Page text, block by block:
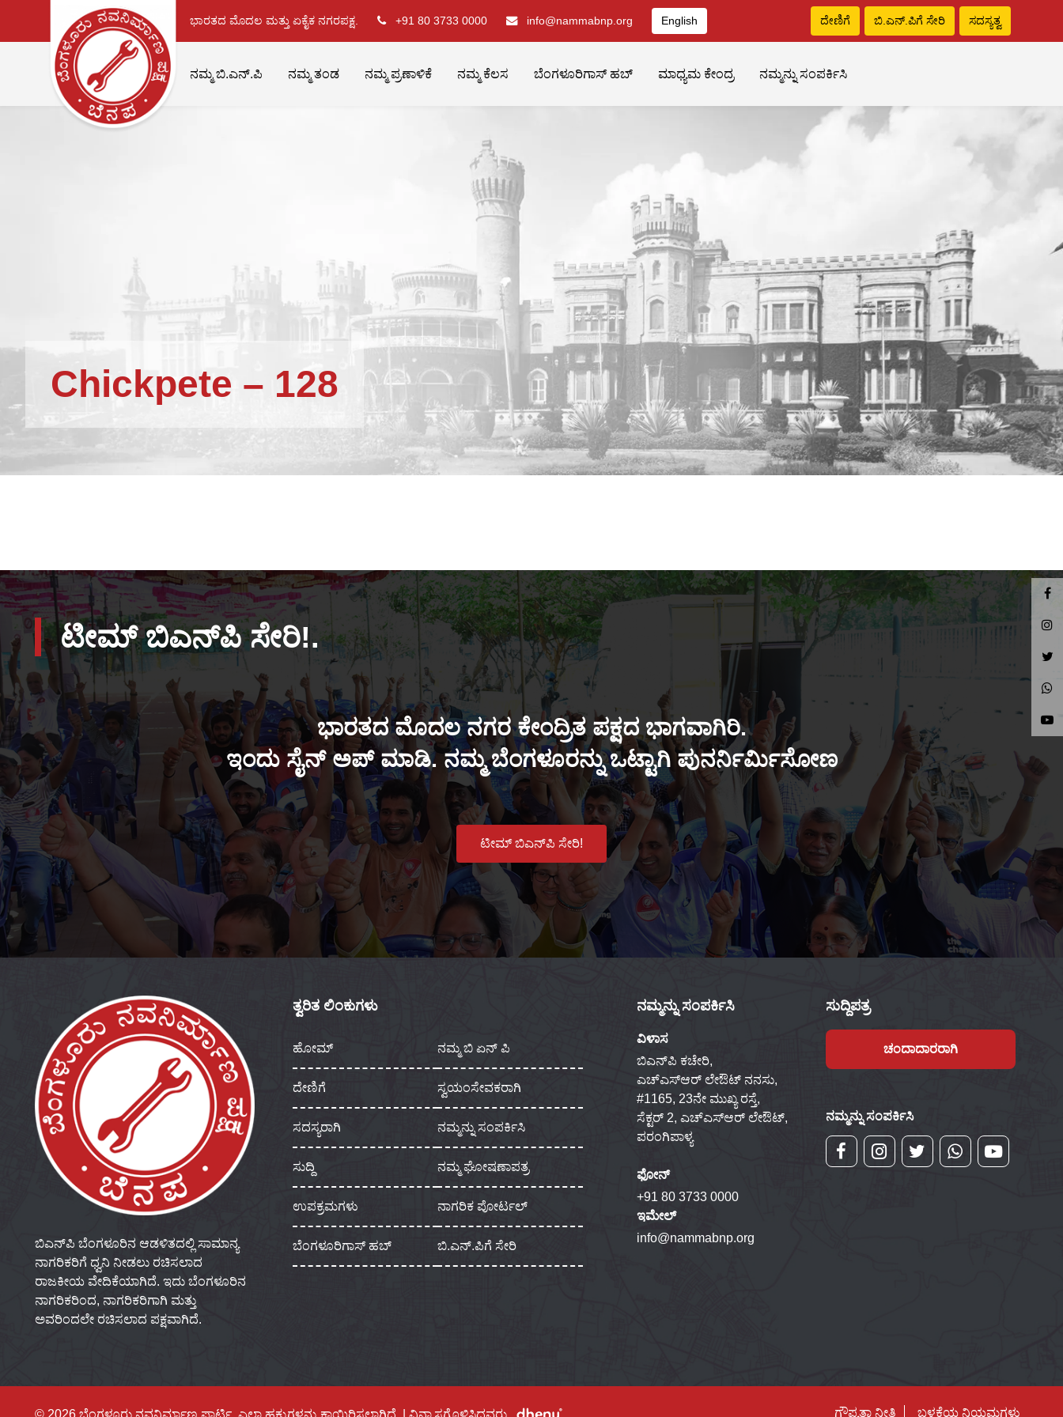
ಭಾರತದ ಮೊದಲ ಮತ್ತು ಏಕೈಕ ನಗರಪಕ್ಷ. +91 80 3733 0000 info@nammabnp.org English ದೇಣಿಗೆ ಬಿ.ಎನ್‌.ಪಿಗೆ ಸೇರಿ ಸದಸ್ಯತ್ವ
ನಮ್ಮ ಬಿ.ಎನ್.ಪಿ ನಮ್ಮ ತಂಡ ನಮ್ಮ ಪ್ರಣಾಳಿಕೆ ನಮ್ಮ ಕೆಲಸ ಬೆಂಗಳೂರಿಗಾಸ್ ಹಬ್ ಮಾಧ್ಯಮ ಕೇಂದ್ರ ನಮ್ಮನ್ನು ಸಂಪರ್ಕಿಸಿ
Chickpete – 128
ಟೀಮ್ ಬಿಎನ್‌ಪಿ ಸೇರಿ!.
ಭಾರತದ ಮೊದಲ ನಗರ ಕೇಂದ್ರಿತ ಪಕ್ಷದ ಭಾಗವಾಗಿರಿ.
ಇಂದು ಸೈನ್ ಅಪ್ ಮಾಡಿ. ನಮ್ಮ ಬೆಂಗಳೂರನ್ನು ಒಟ್ಟಾಗಿ ಪುನರ್ನಿರ್ಮಿಸೋಣ
ಟೀಮ್ ಬಿಎನ್‌ಪಿ ಸೇರಿ!
ಬಿಎನ್‌ಪಿ ಬೆಂಗಳೂರಿನ ಆಡಳಿತದಲ್ಲಿ ಸಾಮಾನ್ಯ
ನಾಗರಿಕರಿಗೆ ಧ್ವನಿ ನೀಡಲು ರಚಿಸಲಾದ
ರಾಜಕೀಯ ವೇದಿಕೆಯಾಗಿದೆ. ಇದು ಬೆಂಗಳೂರಿನ
ನಾಗರಿಕರಿಂದ, ನಾಗರಿಕರಿಗಾಗಿ ಮತ್ತು
ಅವರಿಂದಲೇ ರಚಿಸಲಾದ ಪಕ್ಷವಾಗಿದೆ.
ತ್ವರಿತ ಲಿಂಕುಗಳು
ಹೋಮ್ ನಮ್ಮ ಬಿ ಏನ್ ಪಿ
ದೇಣಿಗೆ ಸ್ವಯಂಸೇವಕರಾಗಿ
ಸದಸ್ಯರಾಗಿ ನಮ್ಮನ್ನು ಸಂಪರ್ಕಿಸಿ
ಸುದ್ದಿ ನಮ್ಮ ಘೋಷಣಾಪತ್ರ
ಉಪಕ್ರಮಗಳು ನಾಗರಿಕ ಪೋರ್ಟಲ್
ಬೆಂಗಳೂರಿಗಾಸ್ ಹಬ್ ಬಿ.ಎನ್.ಪಿಗೆ ಸೇರಿ
ನಮ್ಮನ್ನು ಸಂಪರ್ಕಿಸಿ
ವಿಳಾಸ
ಬಿಎನ್‌ಪಿ ಕಚೇರಿ,
ಎಚ್‌ಎಸ್‌ಆರ್ ಲೇಔಟ್ ನನಸು,
#1165, 23ನೇ ಮುಖ್ಯ ರಸ್ತೆ,
ಸೆಕ್ಟರ್ 2, ಎಚ್‌ಎಸ್‌ಆರ್ ಲೇಔಟ್,
ಪರಂಗಿಪಾಳ್ಯ
ಫೋನ್
+91 80 3733 0000
ಇಮೇಲ್
info@nammabnp.org
ಸುದ್ದಿಪತ್ರ
ಚಂದಾದಾರರಾಗಿ
ನಮ್ಮನ್ನು ಸಂಪರ್ಕಿಸಿ
© 2026 ಬೆಂಗಳೂರು ನವನಿರ್ಮಾಣ ಪಾರ್ಟಿ, ಎಲ್ಲಾ ಹಕ್ಕುಗಳನ್ನು ಕಾಯ್ದಿರಿಸಲಾಗಿದೆ. | ವಿನ್ಯಾಸಗೊಳಿಸಿದವರು ಗೌಪ್ಯತಾ ನೀತಿ ಬಳಕೆಯ ನಿಯಮಗಳು